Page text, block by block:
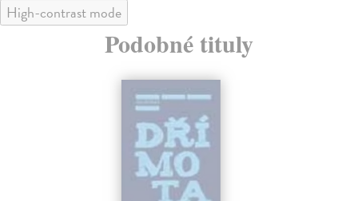
High-contrast mode
Podobné tituly